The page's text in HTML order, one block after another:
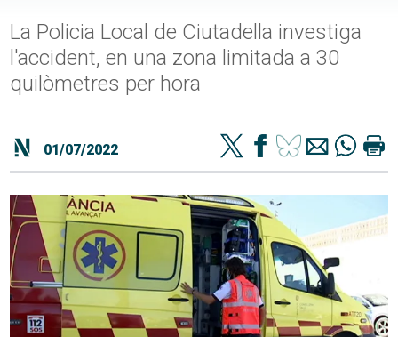
La Policia Local de Ciutadella investiga
l'accident, en una zona limitada a 30
quilòmetres per hora
01/07/2022